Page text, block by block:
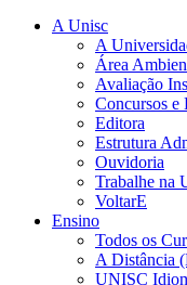
A Unisc
A
Área
Avaliação
Concursos e
Editora
Estrutura
Ouvidoria
Trabalhe na
VoltarE
Ensino
Todos os
A Distância
UNISC